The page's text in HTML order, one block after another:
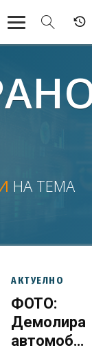
НА ТЕМА
АКТУЕЛНО
ФОТО: